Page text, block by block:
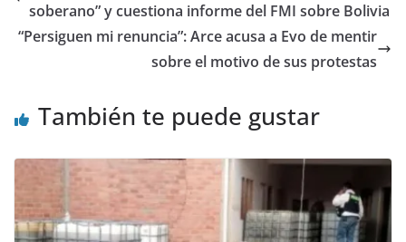
soberano” y cuestiona informe del FMI sobre Bolivia
“Persiguen mi renuncia”: Arce acusa a Evo de mentir
sobre el motivo de sus protestas
También te puede gustar